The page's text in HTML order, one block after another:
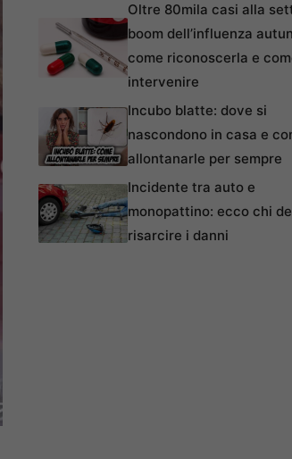
Oltre 80mila casi alla
boom dell’influenza
come riconoscerla e
intervenire
Incubo blatte: dove si
nascondono in casa e
allontanarle per sempre
Incidente tra auto e
monopattino: ecco chi
risarcire i danni